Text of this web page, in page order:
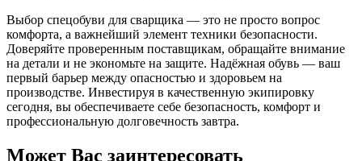
Выбор спецобуви для сварщика — это не просто вопрос
комфорта, а важнейший элемент техники безопасности.
Доверяйте проверенным поставщикам, обращайте внимание
на детали и не экономьте на защите. Надёжная обувь — ваш
первый барьер между опасностью и здоровьем на
производстве. Инвестируя в качественную экипировку
сегодня, вы обеспечиваете себе безопасность, комфорт и
профессиональную долговечность завтра.
Может Вас заинтересовать